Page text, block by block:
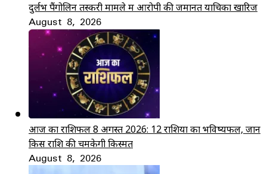
दुर्लभ पैंगोलिन तस्करी मामले में आरोपी की जमानत याचिका खारिज
August 8, 2026
आज का राशिफल 8 अगस्त 2026: 12 राशियों का भविष्यफल, जानें
किस राशि की चमकेगी किस्मत
August 8, 2026